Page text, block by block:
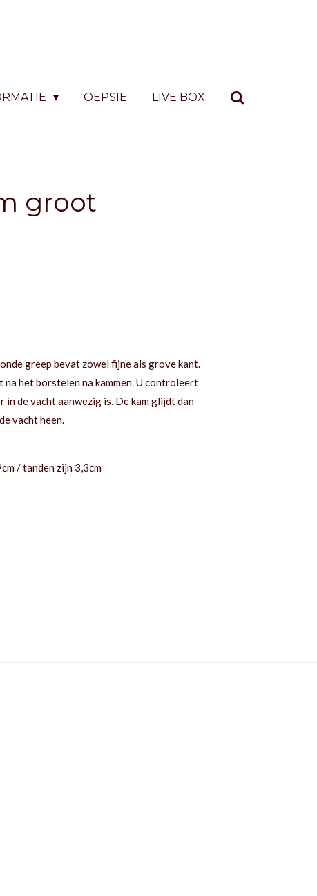
OEPSIE LIVE BOX
groot
greep bevat zowel fijne als grove kant.
na het borstelen na kammen. U controleert
de vacht aanwezig is. De kam glijdt dan
vacht heen.
/ tanden zijn 3,3cm